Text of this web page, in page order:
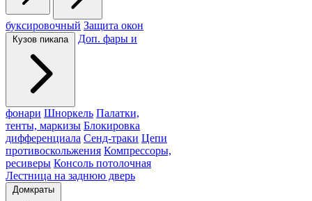
буксировочный Защита окон
Кузов пикапа Доп. фары и
фонари Шноркель Палатки,
тенты, маркизы Блокировка
дифференциала Сенд-траки Цепи
противоскольжения Компрессоры,
ресиверы Консоль потолочная
Лестница на заднюю дверь
Домкраты